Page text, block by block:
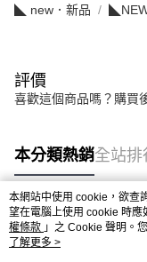
◣ new．新品
評價
喜歡這個商品嗎？購買
本分類熱銷全站排
熱門標籤
本網站中使用 cookie，欲查
望在電腦上使用 cookie 時應
權條款 」之 Cookie 聲明。
用條款之 Cookie 聲明使用
了解更多 >